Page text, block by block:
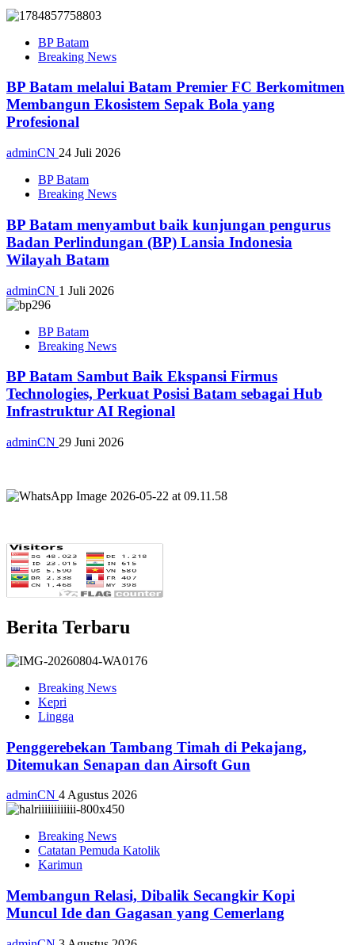
BP Batam
Breaking News
BP Batam melalui Batam Premier FC Berkomitmen
Membangun Ekosistem Sepak Bola yang
Profesional
adminCN 24 Juli 2026
BP Batam
Breaking News
BP Batam menyambut baik kunjungan pengurus
Badan Perlindungan (BP) Lansia Indonesia
Wilayah Batam
adminCN 1 Juli 2026
BP Batam
Breaking News
BP Batam Sambut Baik Ekspansi Firmus
Technologies, Perkuat Posisi Batam sebagai Hub
Infrastruktur AI Regional
adminCN 29 Juni 2026
Berita Terbaru
Breaking News
Kepri
Lingga
Penggerebekan Tambang Timah di Pekajang,
Ditemukan Senapan dan Airsoft Gun
adminCN 4 Agustus 2026
Breaking News
Catatan Pemuda Katolik
Karimun
Membangun Relasi, Dibalik Secangkir Kopi
Muncul Ide dan Gagasan yang Cemerlang